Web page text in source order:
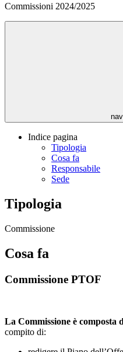
Commissioni 2024/2025
Indice pagina
Tipologia
Cosa fa
Responsabile
Sede
Tipologia
Commissione
Cosa fa
Commissione PTOF
La Commissione è
compito di: